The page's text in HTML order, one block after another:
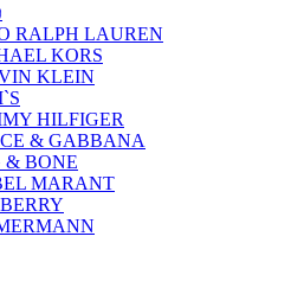
RALPH LAUREN
KORS
KLEIN
HILFIGER
& GABBANA
& BONE
MARANT